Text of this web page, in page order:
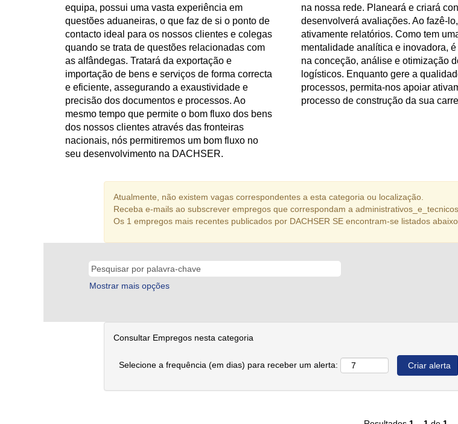
equipa, possui uma vasta experiência em
questões aduaneiras, o que faz de si o ponto de
contacto ideal para os nossos clientes e colegas
quando se trata de questões relacionadas com
as alfândegas. Tratará da exportação e
importação de bens e serviços de forma correcta
e eficiente, assegurando a exaustividade e
precisão dos documentos e processos. Ao
mesmo tempo que permite o bom fluxo dos bens
dos nossos clientes através das fronteiras
nacionais, nós permitiremos um bom fluxo no
seu desenvolvimento na DACHSER.
na nossa rede. Planeará e criará
desenvolverá avaliações. Ao fazê-
ativamente relatórios. Como tem
mentalidade analítica e inovadora,
na conceção, análise e otimização
logísticos. Enquanto gere a
processos, permita-nos apoiar
processo de construção da sua
Atualmente, não existem vagas correspondentes a esta categoria ou localização.
Receba e-mails ao subscrever empregos que correspondam a
Os 1 empregos mais recentes publicados por DACHSER SE encontram-se listados
Mostrar mais opções
Consultar Empregos nesta categoria
Selecione a frequência (em dias) para receber um alerta: